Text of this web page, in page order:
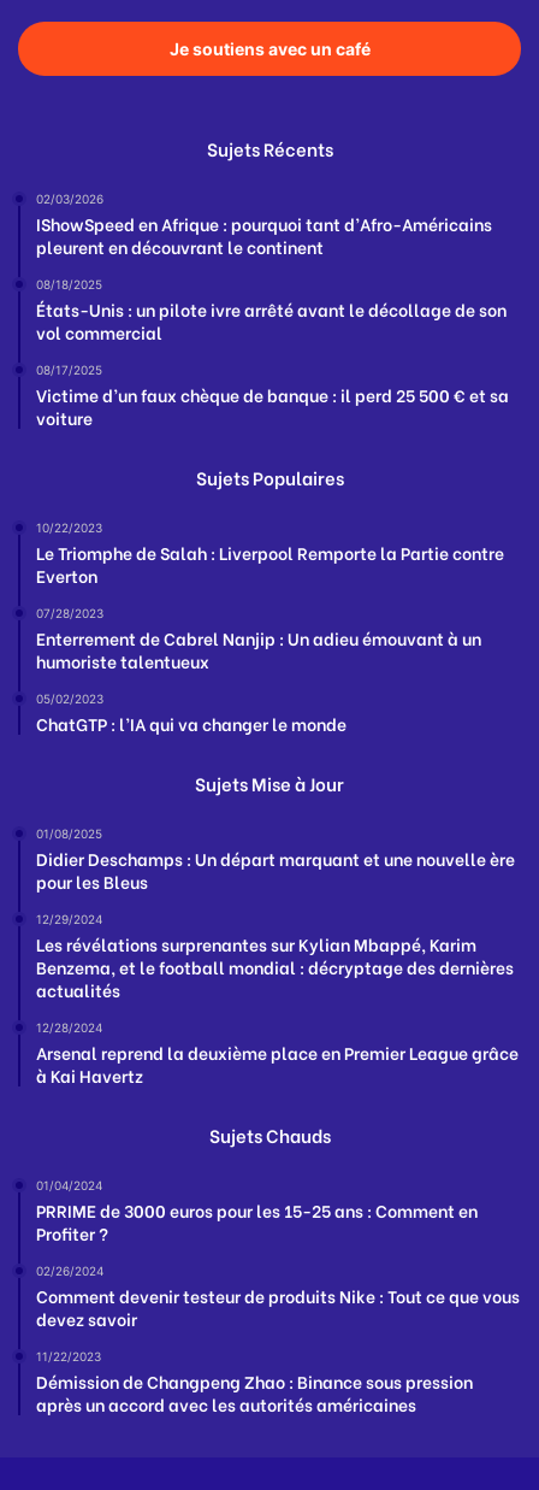
Je soutiens avec un café
Sujets Récents
02/03/2026
IShowSpeed en Afrique : pourquoi tant d’Afro-Américains
pleurent en découvrant le continent
08/18/2025
États-Unis : un pilote ivre arrêté avant le décollage de son
vol commercial
08/17/2025
Victime d’un faux chèque de banque : il perd 25 500 € et sa
voiture
Sujets Populaires
10/22/2023
Le Triomphe de Salah : Liverpool Remporte la Partie contre
Everton
07/28/2023
Enterrement de Cabrel Nanjip : Un adieu émouvant à un
humoriste talentueux
05/02/2023
ChatGTP : l’IA qui va changer le monde
Sujets Mise à Jour
01/08/2025
Didier Deschamps : Un départ marquant et une nouvelle ère
pour les Bleus
12/29/2024
Les révélations surprenantes sur Kylian Mbappé, Karim
Benzema, et le football mondial : décryptage des dernières
actualités
12/28/2024
Arsenal reprend la deuxième place en Premier League grâce
à Kai Havertz
Sujets Chauds
01/04/2024
PRRIME de 3000 euros pour les 15-25 ans : Comment en
Profiter ?
02/26/2024
Comment devenir testeur de produits Nike : Tout ce que vous
devez savoir
11/22/2023
Démission de Changpeng Zhao : Binance sous pression
après un accord avec les autorités américaines